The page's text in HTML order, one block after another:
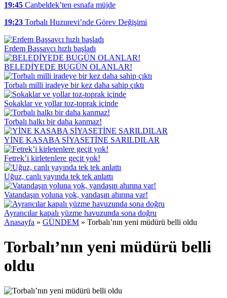
19:45 Canbeldek’ten esnafa müjde
19:23 Torbalı Huzurevi’nde Görev Değişimi
Erdem Başsavcı hızlı başladı
BELEDİYEDE BUGÜN OLANLAR!
Torbalı milli iradeye bir kez daha sahip çıktı
Sokaklar ve yollar toz-toprak içinde
Torbalı halkı bir daha kanmaz!
YİNE KASABA SİYASETİNE SARILDILAR
Fetrek’i kirletenlere geçit yok!
Uğuz, canlı yayında tek tek anlattı
Vatandaşın yoluna yok, yandaşın ahırına var!
Ayrancılar kapalı yüzme havuzunda sona doğru
Anasayfa » GÜNDEM » Torbalı’nın yeni müdürü belli oldu
Torbalı’nın yeni müdürü belli
oldu